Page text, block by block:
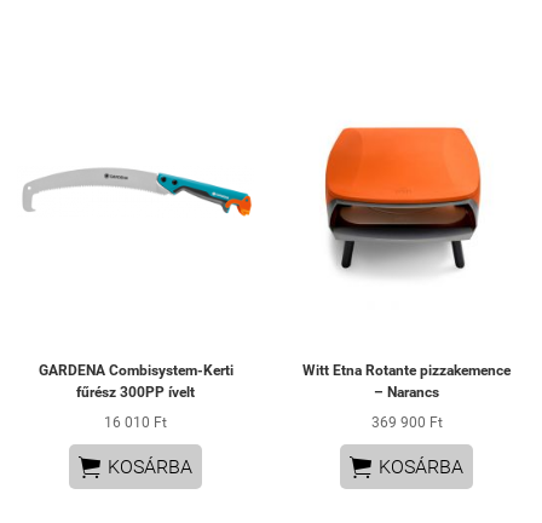
GARDENA Combisystem-Kerti
fűrész 300PP ívelt
16 010 Ft
 KOSÁRBA
Witt Etna Rotante pizzakemence
– Narancs
369 900 Ft
 KOSÁRBA